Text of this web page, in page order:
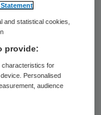
van 2
twee maanden
en zo’n 160
zonder hulp
and statistical cookies,
provide:
characteristics for
Personalised
audience